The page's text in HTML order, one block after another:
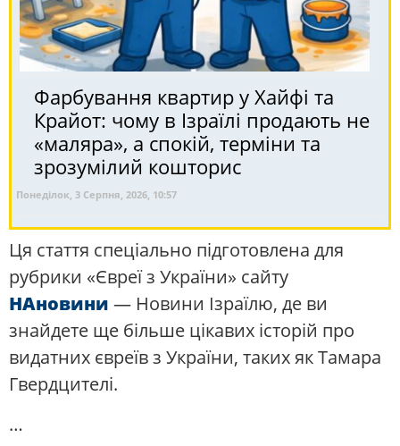
Фарбування квартир у Хайфі та
Крайот: чому в Ізраїлі продають не
«маляра», а спокій, терміни та
зрозумілий кошторис
Понеділок, 3 Серпня, 2026, 10:57
Ця стаття спеціально підготовлена ​​для
рубрики «Євреї з України» сайту
НАновини — Новини Ізраїлю, де ви
знайдете ще більше цікавих історій про
видатних євреїв з України, таких як Тамара
Гвердцителі.
…